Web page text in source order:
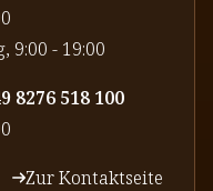
9:00 - 19:00
8276 518 100
Zur Kontaktseite